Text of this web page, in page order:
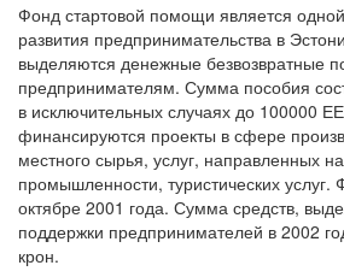
Фонд стартовой помощи является
развития предпринимательства в
выделяются денежные безвозвратные
предпринимателям. Сумма пособия
в исключительных случаях до 100000
финансируются проекты в сфере
местного сырья, услуг, направленных
промышленности, туристических услуг.
октябре 2001 года. Сумма средств,
поддержки предпринимателей в 2002
крон.